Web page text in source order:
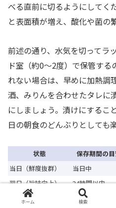
べる直前に切るようにしてく
と表面積が増え、酸化や菌の
前述の通り、水気を切ってラ
ド室（約0〜2度）で保管する
れない場合は、早めに加熱調
酒、みりんを合わせたタレに
にしましょう。漬けにするこ
日の朝食のどんぶりとしても
状態 保存期間の
当日（鮮度抜群）
当日中
翌日（旨味向上）
24時間以内
2日後（限界点）
48時間以内
ホーム 検索